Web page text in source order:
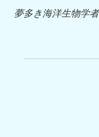
夢多き海洋生物学